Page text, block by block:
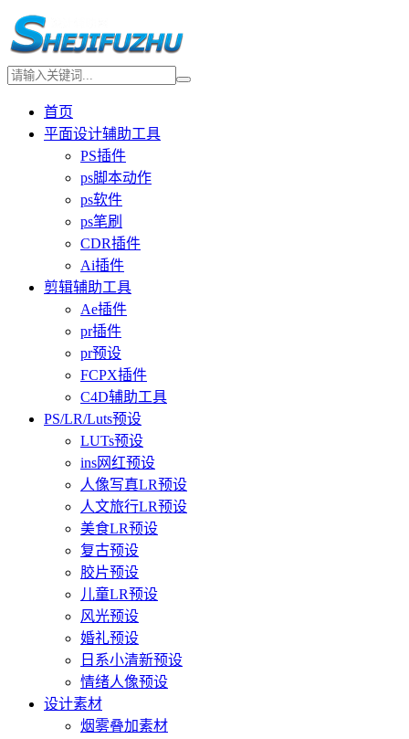
首页
平面设计辅助工具
PS插件
ps脚本动作
ps软件
ps笔刷
CDR插件
Ai插件
剪辑辅助工具
Ae插件
pr插件
pr预设
FCPX插件
C4D辅助工具
PS/LR/Luts预设
LUTs预设
ins网红预设
人像写真LR预设
人文旅行LR预设
美食LR预设
复古预设
胶片预设
儿童LR预设
风光预设
婚礼预设
日系小清新预设
情绪人像预设
设计素材
烟雾叠加素材